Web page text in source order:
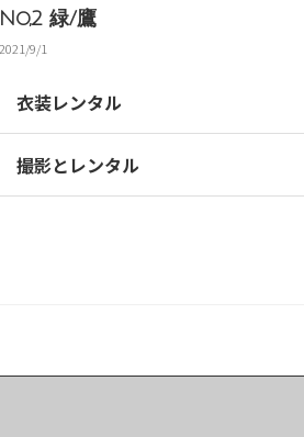
No,2 緑/鷹
2021/9/1
衣装レンタル
撮影とレンタル